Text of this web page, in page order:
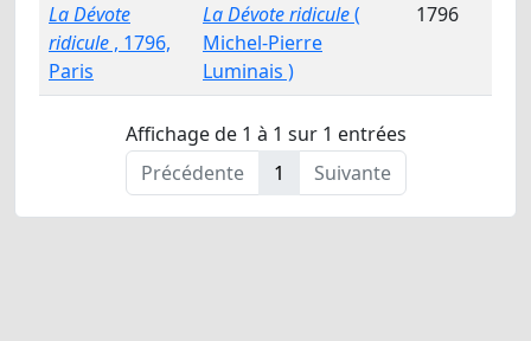
La Dévote
ridicule , 1796,
Paris
La Dévote ridicule(
Michel-Pierre
Luminais )
1796
Affichage de 1 à 1 sur 1 entrées
Précédente
1 Suivante